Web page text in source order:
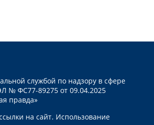
службой по надзору в сфере
№ ФС77-89275 от 09.04.2025
правда»
на сайт. Использование